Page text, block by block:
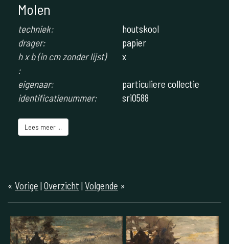
Molen
techniek:
houtskool
drager:
papier
h x b (in cm zonder lijst)
:
x
eigenaar:
particuliere collectie
identificatienummer:
sri0588
Lees meer ...
« Vorige | Overzicht | Volgende »